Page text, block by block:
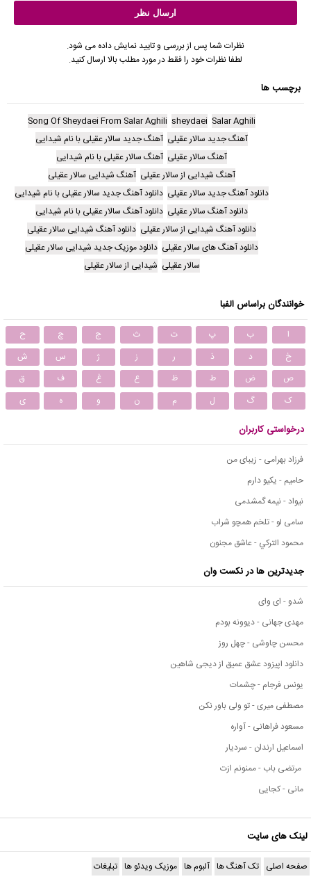
نظرات شما پس از بررسی و تایید نمایش داده می شود.
لطفا نظرات خود را فقط در مورد مطلب بالا ارسال کنید.
برچسب ها
Salar Aghili
sheydaei
Song Of Sheydaei From Salar Aghili
آهنگ جدید سالار عقیلی آهنگ جدید سالار عقیلی با نام شیدایی
آهنگ سالار عقیلی آهنگ سالار عقیلی با نام شیدایی
آهنگ شیدایی از سالار عقیلی آهنگ شیدایی سالار عقیلی
دانلود آهنگ جدید سالار عقیلی دانلود آهنگ جدید سالار عقیلی با نام شیدایی
دانلود آهنگ سالار عقیلی دانلود آهنگ سالار عقیلی با نام شیدایی
دانلود آهنگ شیدایی از سالار عقیلی دانلود آهنگ شیدایی سالار عقیلی
دانلود آهنگ های سالار عقیلی دانلود موزیک جدید شیدایی سالار عقیلی
سالار عقیلی شیدایی از سالار عقیلی
خوانندگان براساس الفبا
ا ب پ ت ث ج چ
ح
خ
د ذ ر ز ژ س
ش
ص
ض ط ظ ع غ ف
ق
ک
گ ل م ن و ه ی
درخواستی کاربران
فرزاد بهرامی - زیبای من
حامیم - یکیو دارم
نیواد - نیمه گمشدمی
سامی لو - تلخم همچو شراب
محمود التركي - عاشق مجنون
جدیدترین ها در نکست وان
شدو - ای وای
مهدی جهانی - دیوونه بودم
محسن چاوشی - چهل روز
دانلود اپیزود عشق عمیق از دیجی شاهین
یونس فرجام - چشمات
مصطفی میری - تو ولی باور نکن
مسعود فراهانی - آواره
اسماعیل ارندان - سردیار
مرتضی باب - ممنونم ازت
مانی - کجایی
لینک های سایت
صفحه اصلی تک آهنگ ها آلبوم ها موزیک ویدئو ها تبلیغات